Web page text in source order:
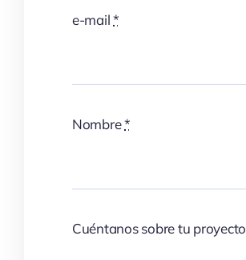
e-mail*
Nombre*
Cuéntanos sobre tu proyecto